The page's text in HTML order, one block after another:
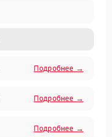
Подробнее →
Подробнее →
Подробнее →